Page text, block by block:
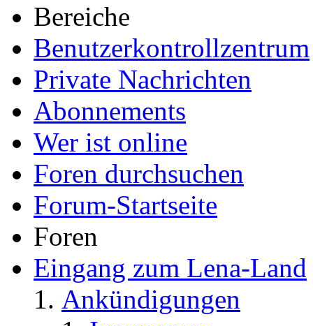
Bereiche
Benutzerkontrollzentrum
Private Nachrichten
Abonnements
Wer ist online
Foren durchsuchen
Forum-Startseite
Foren
Eingang zum Lena-Land
Ankündigungen